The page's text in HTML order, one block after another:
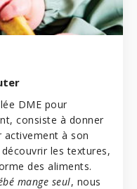
DME pour
consiste à donner
activement à son
les textures,
des aliments.
mange seul, nous